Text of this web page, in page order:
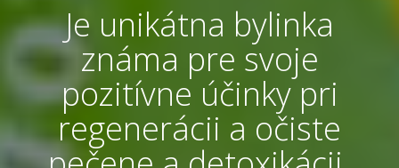
Je unikátna bylinka
známa pre svoje
pozitívne účinky pri
regenerácii a očiste